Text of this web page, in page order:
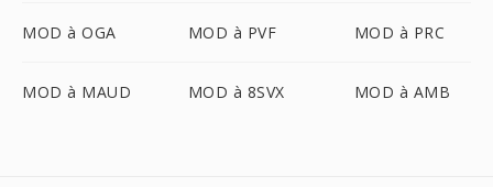
MOD à OGA MOD à PVF MOD à PRC
MOD à MAUD MOD à 8SVX MOD à AMB